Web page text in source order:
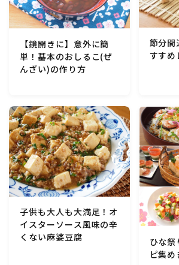
洋菓子 (冷菓)
洋菓子 (その他)
マクロビスイーツ・自然派おやつ
パン・パンケーキ・スコーン・食事パイ
粉もの
米/ご飯料理・もち料理
麺料理(パスタ・うどん・そうめん・春
ハム・ベーコン・ソーセー・・スパム・
【鏡開きに】意外に簡
単！基本のおしるこ(ぜ
んざい)の作り方
節分間
すすめ
子供も大人も大満足！オ
イスターソース風味の辛
くない麻婆豆腐
ひな
ピ集